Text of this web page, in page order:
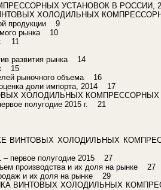
УСТАНОВОК В РОССИИ,
ХОЛОДИЛЬНЫХ
продукции 9
рынка 10
11
развития рынка 14
15
рыночного объема 16
доли импорта, 2014 17
ХОЛОДИЛЬНЫХ КОМПРЕССОРНЫХ
полугодие 2015 г. 21
ХОЛОДИЛЬНЫХ
первое полугодие 2015 27
производства и их доля на рынке 27
и их доля на рынке 29
ХОЛОДИЛЬНЫХ